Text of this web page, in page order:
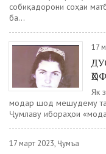
собиқадорони соҳаи
ба...
17
Як
модар шод мешудему
Ҷумлаву ибораҳои
17 март 2023, Ҷумъа